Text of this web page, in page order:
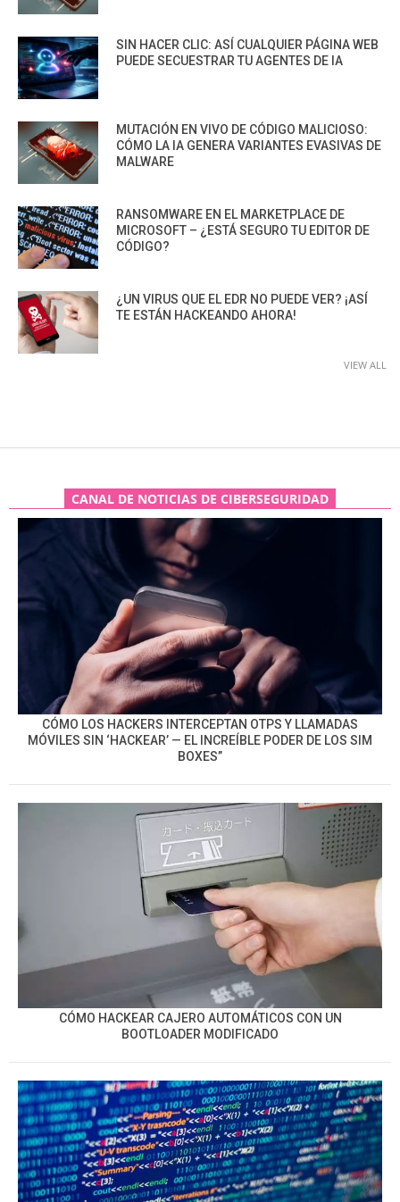
SIN HACER CLIC: ASÍ CUALQUIER PÁGINA WEB
PUEDE SECUESTRAR TU AGENTES DE IA
MUTACIÓN EN VIVO DE CÓDIGO MALICIOSO:
CÓMO LA IA GENERA VARIANTES EVASIVAS DE
MALWARE
RANSOMWARE EN EL MARKETPLACE DE
MICROSOFT – ¿ESTÁ SEGURO TU EDITOR DE
CÓDIGO?
¿UN VIRUS QUE EL EDR NO PUEDE VER? ¡ASÍ
TE ESTÁN HACKEANDO AHORA!
VIEW ALL
CANAL DE NOTICIAS DE CIBERSEGURIDAD
CÓMO LOS HACKERS INTERCEPTAN OTPS Y LLAMADAS
MÓVILES SIN ‘HACKEAR’ — EL INCREÍBLE PODER DE LOS SIM
BOXES”
CÓMO HACKEAR CAJERO AUTOMÁTICOS CON UN
BOOTLOADER MODIFICADO